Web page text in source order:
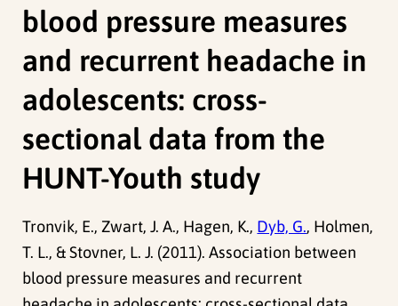
blood pressure measures
and recurrent headache in
adolescents: cross-
sectional data from the
HUNT-Youth study
Tronvik, E., Zwart, J. A., Hagen, K., Dyb, G., Holmen,
T. L., & Stovner, L. J. (2011). Association between
blood pressure measures and recurrent